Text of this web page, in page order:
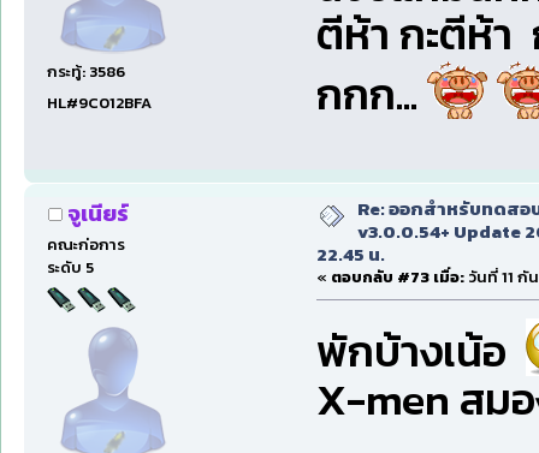
กระทู้: 3586
HL#9C012BFA
ตีห้า กะตีห้า
กกก...
จูเนียร์
คณะก่อการ
ระดับ 5
Re: ออกสำหรับทดสอ
v3.0.0.54+ Update
22.45 น.
« ตอบกลับ #73 เมื่อ: วันที่ 11 กั
พักบ้างเน้อ
X-men สมอ